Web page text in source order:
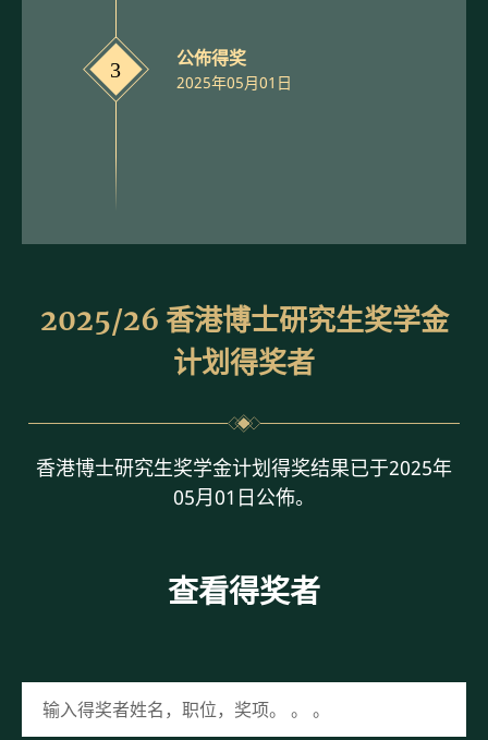
3 公佈得奖
2025年05月01日
2025/26 香港博士研究生奖学金
计划得奖者
香港博士研究生奖学金计划得奖结果已于2025年
05月01日公佈。
查看得奖者